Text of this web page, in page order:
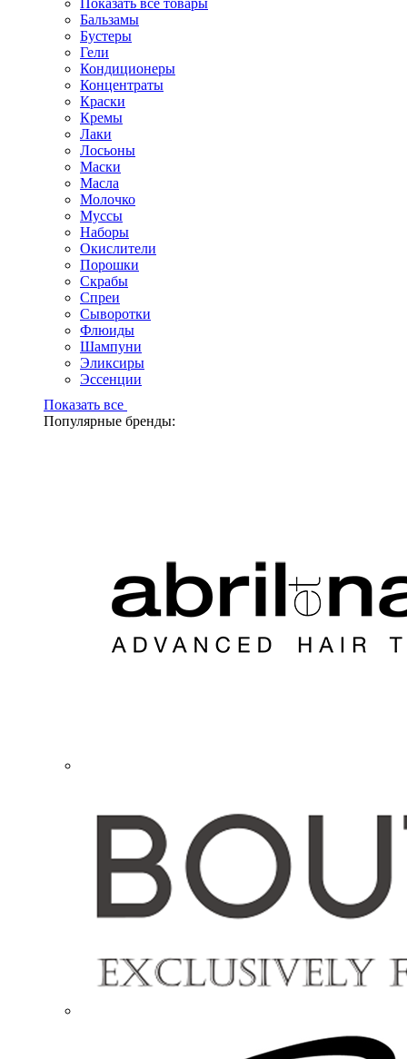
Показать все товары
Бальзамы
Бустеры
Гели
Кондиционеры
Концентраты
Краски
Кремы
Лаки
Лосьоны
Маски
Масла
Молочко
Муссы
Наборы
Окислители
Порошки
Скрабы
Спреи
Сыворотки
Флюиды
Шампуни
Эликсиры
Эссенции
Показать все
Популярные бренды: